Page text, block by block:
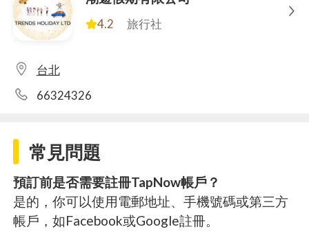
4.2 旅行社
台北
66324326
常見問題
預訂前是否需要註冊TapNow帳戶？
是的，你可以使用電郵地址、手機號碼或第三方
帳戶，如Facebook或Google註冊。